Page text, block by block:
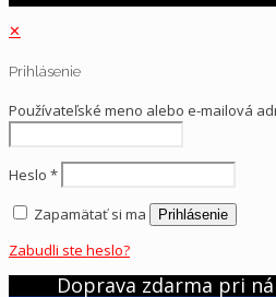
✕
Prihlásenie
Používateľské meno alebo e-mailová
Heslo *
Zapamätať si ma
Prihlásenie
Zabudli ste heslo?
Doprava zdarma pri